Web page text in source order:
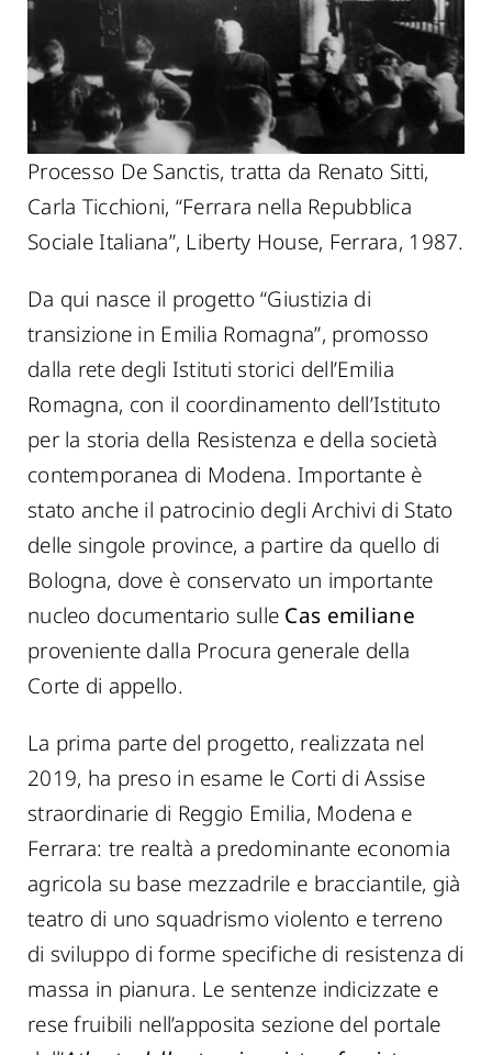
Processo De Sanctis, tratta da Renato Sitti,
Carla Ticchioni, “Ferrara nella Repubblica
Sociale Italiana”, Liberty House, Ferrara, 1987.
Da qui nasce il progetto “Giustizia di
transizione in Emilia Romagna”, promosso
dalla rete degli Istituti storici dell’Emilia
Romagna, con il coordinamento dell’Istituto
per la storia della Resistenza e della società
contemporanea di Modena. Importante è
stato anche il patrocinio degli Archivi di Stato
delle singole province, a partire da quello di
Bologna, dove è conservato un importante
nucleo documentario sulle Cas emiliane
proveniente dalla Procura generale della
Corte di appello.
La prima parte del progetto, realizzata nel
2019, ha preso in esame le Corti di Assise
straordinarie di Reggio Emilia, Modena e
Ferrara: tre realtà a predominante economia
agricola su base mezzadrile e bracciantile, già
teatro di uno squadrismo violento e terreno
di sviluppo di forme specifiche di resistenza di
massa in pianura. Le sentenze indicizzate e
rese fruibili nell’apposita sezione del portale